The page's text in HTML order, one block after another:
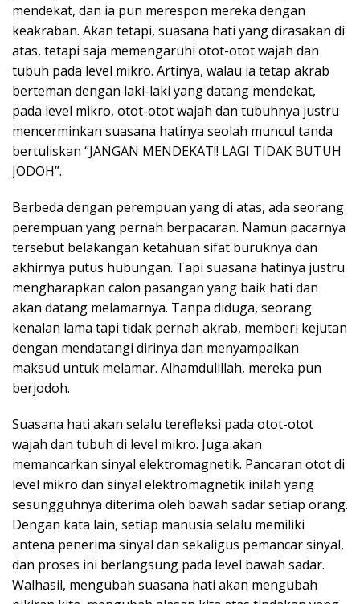
mendekat, dan ia pun merespon mereka dengan
keakraban. Akan tetapi, suasana hati yang dirasakan di
atas, tetapi saja memengaruhi otot-otot wajah dan
tubuh pada level mikro. Artinya, walau ia tetap akrab
berteman dengan laki-laki yang datang mendekat,
pada level mikro, otot-otot wajah dan tubuhnya justru
mencerminkan suasana hatinya seolah muncul tanda
bertuliskan “JANGAN MENDEKAT!! LAGI TIDAK BUTUH
JODOH”.
Berbeda dengan perempuan yang di atas, ada seorang
perempuan yang pernah berpacaran. Namun pacarnya
tersebut belakangan ketahuan sifat buruknya dan
akhirnya putus hubungan. Tapi suasana hatinya justru
mengharapkan calon pasangan yang baik hati dan
akan datang melamarnya. Tanpa diduga, seorang
kenalan lama tapi tidak pernah akrab, memberi kejutan
dengan mendatangi dirinya dan menyampaikan
maksud untuk melamar. Alhamdulillah, mereka pun
berjodoh.
Suasana hati akan selalu terefleksi pada otot-otot
wajah dan tubuh di level mikro. Juga akan
memancarkan sinyal elektromagnetik. Pancaran otot di
level mikro dan sinyal elektromagnetik inilah yang
sesungguhnya diterima oleh bawah sadar setiap orang.
Dengan kata lain, setiap manusia selalu memiliki
antena penerima sinyal dan sekaligus pemancar sinyal,
dan proses ini berlangsung pada level bawah sadar.
Walhasil, mengubah suasana hati akan mengubah